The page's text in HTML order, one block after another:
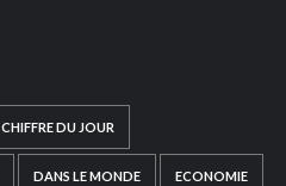
CHIFFRE DU JOUR
DANS LE MONDE ECONOMIE